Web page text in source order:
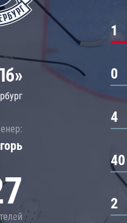
Драконы
1
0
4
40
2